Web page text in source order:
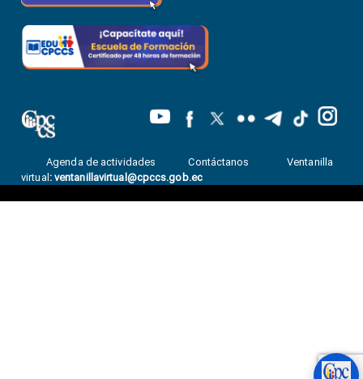
Agenda de actividades Contáctanos
Ventanilla
virtual : ventanillavirtual@cpccs.gob.ec